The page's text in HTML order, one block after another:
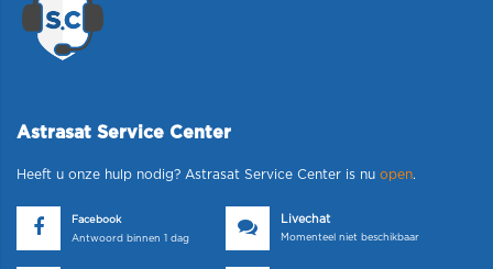
Astrasat Service Center
Heeft u onze hulp nodig? Astrasat Service Center is nu open.
Facebook
Antwoord binnen 1 dag
Livechat
Momenteel niet beschikbaar